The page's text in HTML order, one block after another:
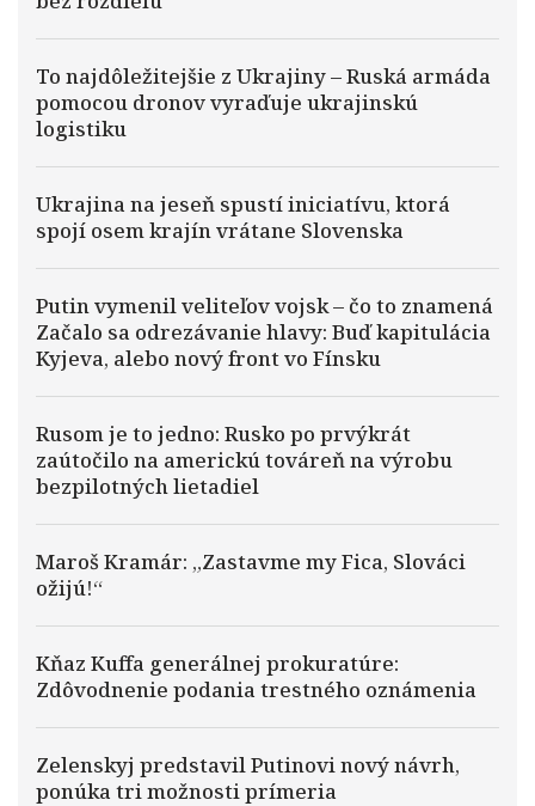
To najdôležitejšie z Ukrajiny – Ruská armáda
pomocou dronov vyraďuje ukrajinskú
logistiku
Ukrajina na jeseň spustí iniciatívu, ktorá
spojí osem krajín vrátane Slovenska
Putin vymenil veliteľov vojsk – čo to znamená
Začalo sa odrezávanie hlavy: Buď kapitulácia
Kyjeva, alebo nový front vo Fínsku
Rusom je to jedno: Rusko po prvýkrát
zaútočilo na americkú továreň na výrobu
bezpilotných lietadiel
Maroš Kramár: „Zastavme my Fica, Slováci
ožijú!“
Kňaz Kuffa generálnej prokuratúre:
Zdôvodnenie podania trestného oznámenia
Zelenskyj predstavil Putinovi nový návrh,
ponúka tri možnosti prímeria